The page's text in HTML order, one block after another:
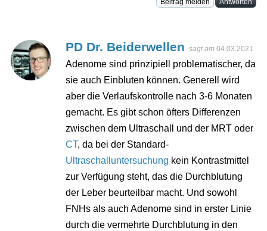
Beitrag melden Antworten
PD Dr. Beiderwellen sagt am 04.03.2021
Adenome sind prinzipiell problematischer, da
sie auch Einbluten können. Generell wird
aber die Verlaufskontrolle nach 3-6 Monaten
gemacht. Es gibt schon öfters Differenzen
zwischen dem Ultraschall und der MRT oder
CT, da bei der Standard-
Ultraschalluntersuchung kein Kontrastmittel
zur Verfügung steht, das die Durchblutung
der Leber beurteilbar macht. Und sowohl
FNHs als auch Adenome sind in erster Linie
durch die vermehrte Durchblutung in den